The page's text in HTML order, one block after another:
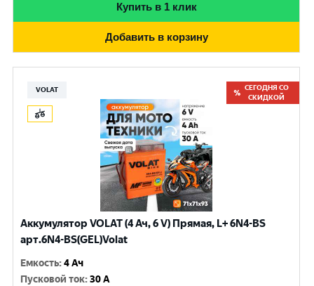
Купить в 1 клик
Добавить в корзину
VOLAT
СЕГОДНЯ СО
СКИДКОЙ
Аккумулятор VOLAT (4 Ач, 6 V) Прямая, L+ 6N4-BS
арт.6N4-BS(GEL)Volat
Емкость:4 Ач
Пусковой ток:30 A